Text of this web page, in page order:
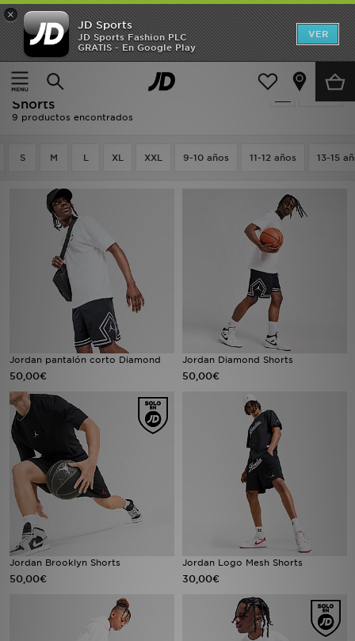
×
JD Sports
JD Sports Fashion PLC
GRATIS - En Google Play
VER
Página principal
Negro Jordan Pantalones Cortos Y Shorts
Negro Jordan Pantalones Cortos Y
Shorts
9 productos encontrados
S M L XL XXL 9-10 años 11-12 años 13-15
Jordan pantalón corto Diamond
50,00€
Jordan Diamond Shorts
50,00€
Jordan Brooklyn Shorts
50,00€
Jordan Logo Mesh Shorts
30,00€
Hombre
Mujer
Niños
Ver Marcas
Deportes & Fitness
JD Fútbol
TARJETA REGALO
MI JD